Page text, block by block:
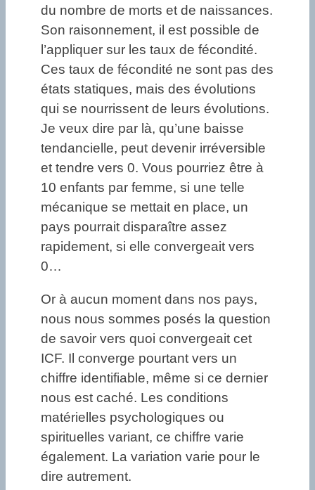
du nombre de morts et de naissances.
Son raisonnement, il est possible de
l’appliquer sur les taux de fécondité.
Ces taux de fécondité ne sont pas des
états statiques, mais des évolutions
qui se nourrissent de leurs évolutions.
Je veux dire par là, qu’une baisse
tendancielle, peut devenir irréversible
et tendre vers 0. Vous pourriez être à
10 enfants par femme, si une telle
mécanique se mettait en place, un
pays pourrait disparaître assez
rapidement, si elle convergeait vers
0…
Or à aucun moment dans nos pays,
nous nous sommes posés la question
de savoir vers quoi convergeait cet
ICF. Il converge pourtant vers un
chiffre identifiable, même si ce dernier
nous est caché. Les conditions
matérielles psychologiques ou
spirituelles variant, ce chiffre varie
également. La variation varie pour le
dire autrement.